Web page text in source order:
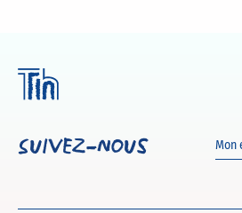
Suivez-nous